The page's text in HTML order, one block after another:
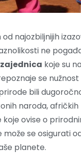
od najozbiljnijih
ne
koje su
se
bili
naroda,
koje ovise o
se osigurati
planete.